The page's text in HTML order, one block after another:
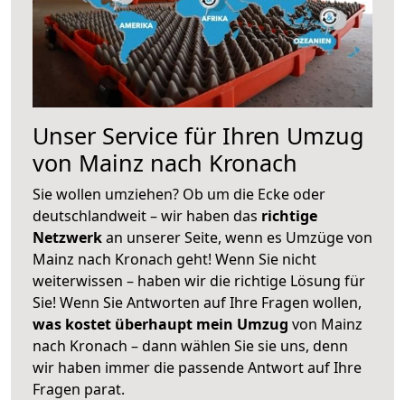
Unser Service für Ihren Umzug
von Mainz nach Kronach
Sie wollen umziehen? Ob um die Ecke oder
deutschlandweit – wir haben das richtige
Netzwerkan unserer Seite, wenn es Umzüge von
Mainz nach Kronach geht! Wenn Sie nicht
weiterwissen – haben wir die richtige Lösung für
Sie! Wenn Sie Antworten auf Ihre Fragen wollen,
was kostet überhaupt mein Umzug von Mainz
nach Kronach – dann wählen Sie sie uns, denn
wir haben immer die passende Antwort auf Ihre
Fragen parat.